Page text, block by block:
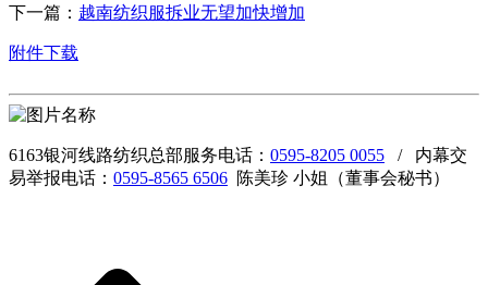
下一篇： 越南纺织服拆业无望加快增加
附件下载
6163银河线路纺织总部服务电话： 0595-8205 0055 / 内幕交
易举报电话： 0595-8565 6506 陈美珍 小姐（董事会秘书）